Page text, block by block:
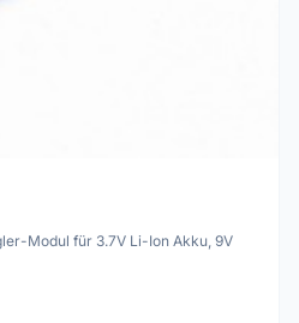
Modul für 3.7V Li-Ion Akku, 9V